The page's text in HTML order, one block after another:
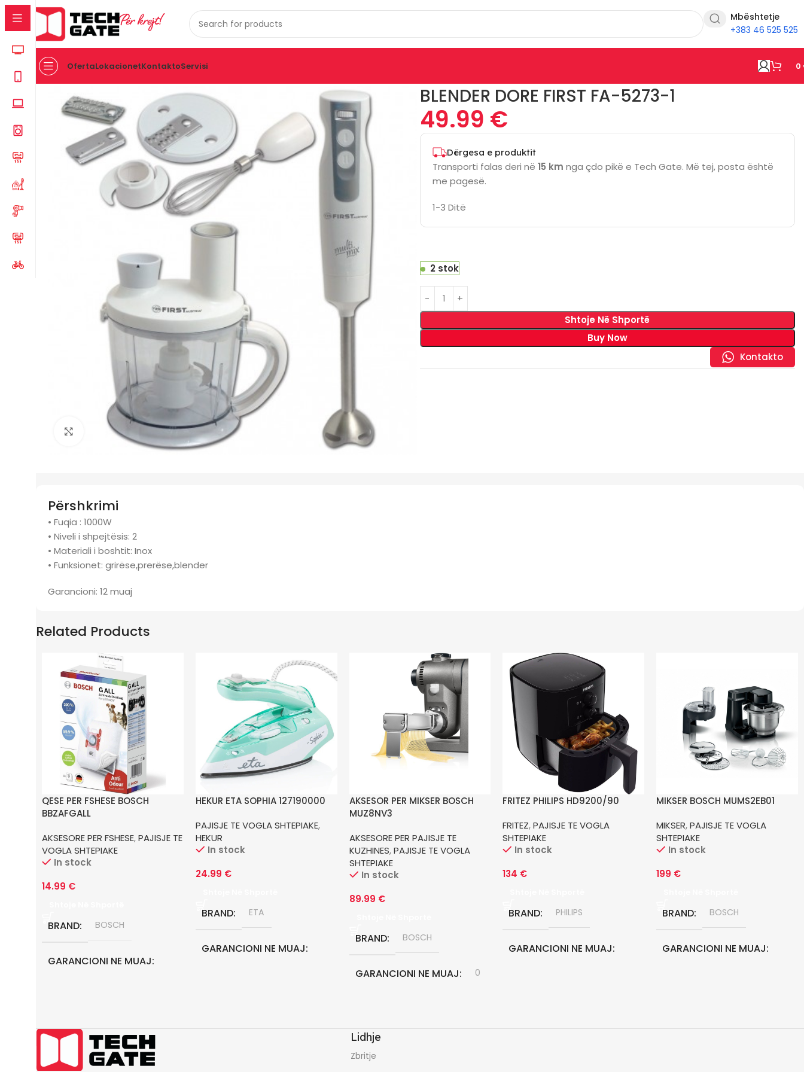
Për krejt!
Mbështetje
+383 46 525 525
OfertaLokacionetKontaktoServisi 0
Kreu
Click to enlarge
BLENDER DORE FIRST FA-5273-1
49.99 €
Dërgesa e produktit
Transporti falas deri në 15 km nga çdo pikë e Tech Gate. Më tej, posta është
me pagesë.
1-3 Ditë
2 stok
Shtoje Në Shportë
Buy Now
Kontakto
Përshkrimi
• Fuqia : 1000W
• Niveli i shpejtësis: 2
• Materiali i boshtit: Inox
• Funksionet: grirëse,prerëse,blender
Garancioni: 12 muaj
Related Products
QESE PER FSHESE BOSCH
BBZAFGALL
AKSESORE PER FSHESE,PAJISJE TE
VOGLA SHTEPIAKE
In stock
14.99 €
BRAND BOSCH
GARANCIONI NE MUAJ
HEKUR ETA SOPHIA 127190000
PAJISJE TE VOGLA SHTEPIAKE,
HEKUR
In stock
24.99 €
BRAND ETA
GARANCIONI NE MUAJ
AKSESOR PER MIKSER BOSCH
MUZ8NV3
AKSESORE PER PAJISJE TE
KUZHINES,PAJISJE TE VOGLA
SHTEPIAKE
In stock
89.99 €
BRAND BOSCH
GARANCIONI NE MUAJ 0
FRITEZ PHILIPS HD9200/90
FRITEZ,PAJISJE TE VOGLA
SHTEPIAKE
In stock
134 €
BRAND PHILIPS
GARANCIONI NE MUAJ
MIKSER BOSCH MUMS2EB01
MIKSER,PAJISJE TE VOGLA
SHTEPIAKE
In stock
199 €
BRAND BOSCH
GARANCIONI NE MUAJ
Lidhje
Zbritje